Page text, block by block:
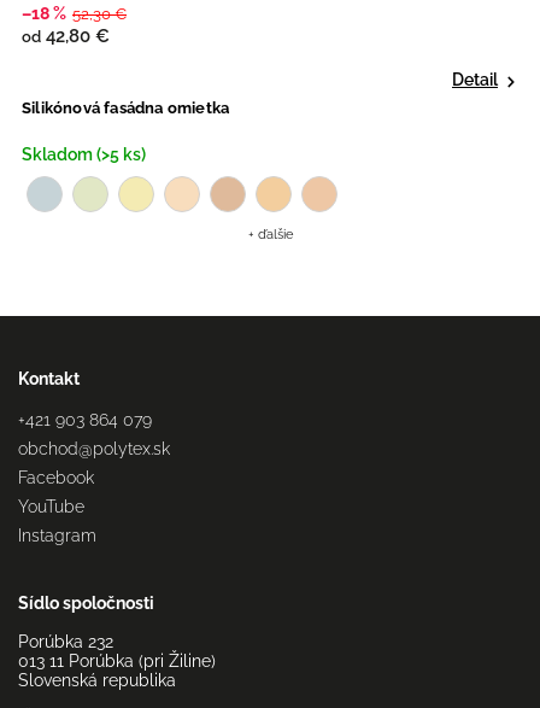
Silikónová fasádna omietka
Skladom (>5 ks)
–18 % 52,30 €
od 42,80 €
Detail
+ ďalšie
Kontakt
+421 903 864 079
obchod@polytex.sk
Facebook
YouTube
Instagram
Sídlo spoločnosti
Porúbka 232
013 11 Porúbka (pri Žiline)
Slovenská republika